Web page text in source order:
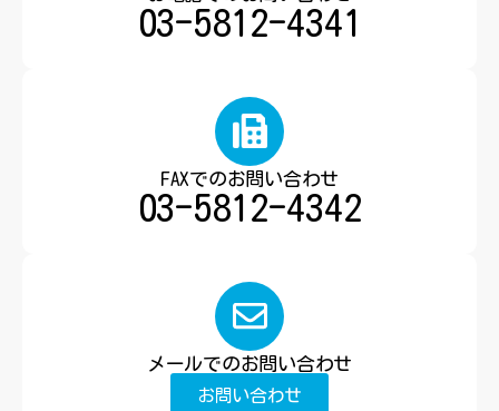
03-5812-4341
FAXでのお問い合わせ
03-5812-4342
メールでのお問い合わせ
お問い合わせ